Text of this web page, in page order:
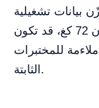
بيانات تشغيلية
مفيدة للمهام المتكررة. ومع ذلك، وبوزن 72 كغ، قد تكون
للمختبرات
الثابتة.